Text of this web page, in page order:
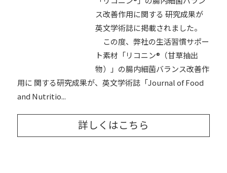
ス改善作用に関する 研究成果が
英文学術誌に掲載されました。
この度、弊社の生活習慣サポー
ト素材「リコニン®（甘草抽出
物）」の腸内細菌バランス改善作
用に 関する研究成果が、英文学術誌「Journal of Food
and Nutritio...
詳しくはこちら